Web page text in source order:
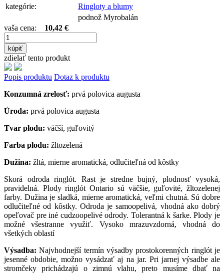
kategórie:
Ringloty a blumy
podnož Myrobalán
vaša cena: 10,42 €
kúpiť
zdielať tento produkt
Popis produktu Dotaz k produktu
Konzumná zrelosť: prvá polovica augusta
Úroda: prvá polovica augusta
Tvar plodu: väčší, guľovitý
Farba plodu: žltozelená
Dužina: žltá, mierne aromatická, odlučiteľná od kôstky
Skorá odroda ringlót. Rast je stredne bujný, plodnosť vysoká,
pravidelná. Plody ringlót Ontario sú väčšie, guľovité, žltozelenej
farby. Dužina je sladká, mierne aromatická, veľmi chutná. Sú dobre
odlučiteľné od kôstky. Odroda je samoopelivá, vhodná ako dobrý
opeľovač pre iné cudzoopelivé odrody. Tolerantná k šarke. Plody je
možné všestranne využiť. Vysoko mrazuvzdorná, vhodná do
všetkých oblastí
Výsadba: Najvhodnejší termín výsadby prostokorenných ringlót je
jesenné obdobie, možno vysádzať aj na jar. Pri jarnej výsadbe ale
stromčeky prichádzajú o zimnú vlahu, preto musíme dbať na